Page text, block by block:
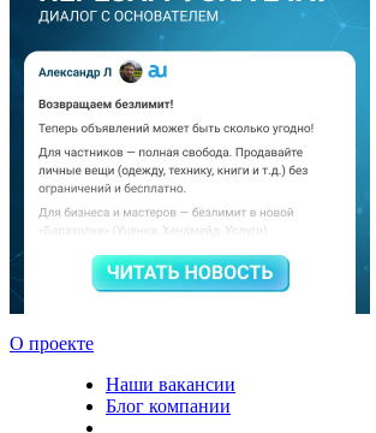
О проекте
Наши вакансии
Блог компании